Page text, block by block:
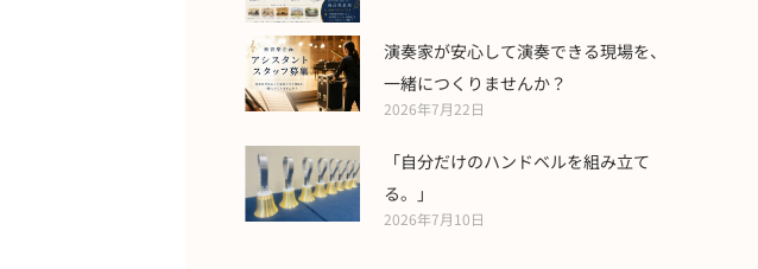
演奏家が安心して演奏できる現場を、
一緒につくりませんか？
2026年7月22日
「自分だけのハンドベルを組み立て
る。」
2026年7月10日